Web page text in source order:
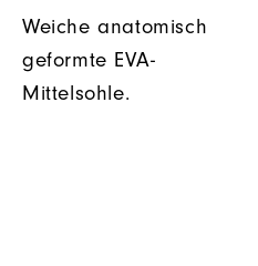
Weiche anatomisch
geformte EVA-
Mittelsohle.